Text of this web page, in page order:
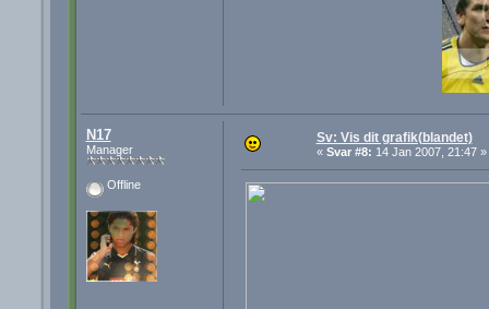
N17
Manager
Offline
Sv: Vis dit grafik(blandet)
« Svar #8: 14 Jan 2007, 21:47 »